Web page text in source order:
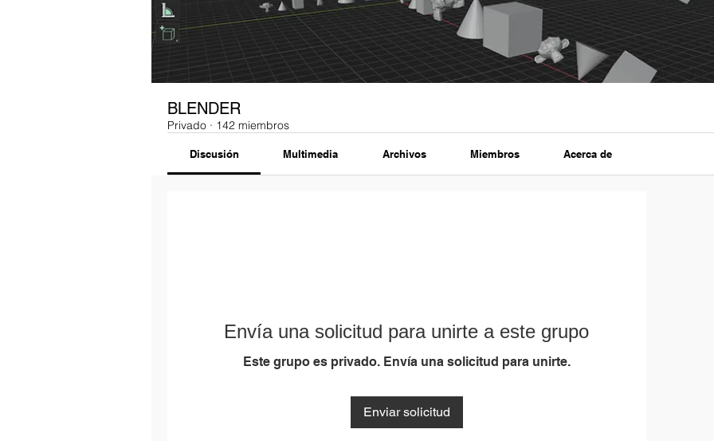
BLENDER
Privado · 142 miembros
Discusión Multimedia Archivos Miembros Acerca de
Envía una solicitud para unirte a este grupo
Este grupo es privado. Envía una solicitud para unirte.
Enviar solicitud